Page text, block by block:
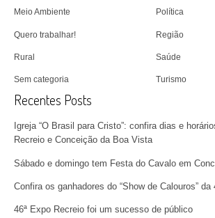
Meio Ambiente Política
Quero trabalhar! Região
Rural Saúde
Sem categoria Turismo
Recentes Posts
Igreja “O Brasil para Cristo”: confira dias e
Recreio e Conceição da Boa Vista
Sábado e domingo tem Festa do Cavalo em
Confira os ganhadores do “Show de Calouros” da
46ª Expo Recreio foi um sucesso de público